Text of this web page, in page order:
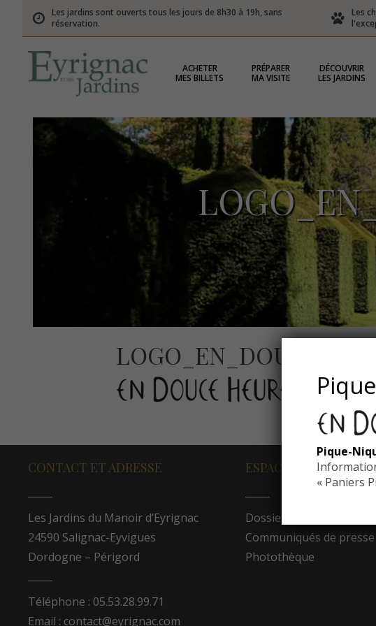
Les jardins sont ouverts tous les jours de 8h30 à 19h, sans
réservation.
Les
ACHETER
MES BILLETS
PRÉPARER
MA VISITE
DÉCOUVRIR
LES JARDINS
CONTACT ET ADRESSE
Les Jardins du Manoir d’Eyrignac
24590 Salignac-Eyvigues
Dordogne – Périgord
Téléphone : 05.53.28.99.71
Email : contact@eyrignac.com
ESPACE PRESSE
Dossier de presse
Communiqués de presse
Photothèque
Pique-
« Paniers